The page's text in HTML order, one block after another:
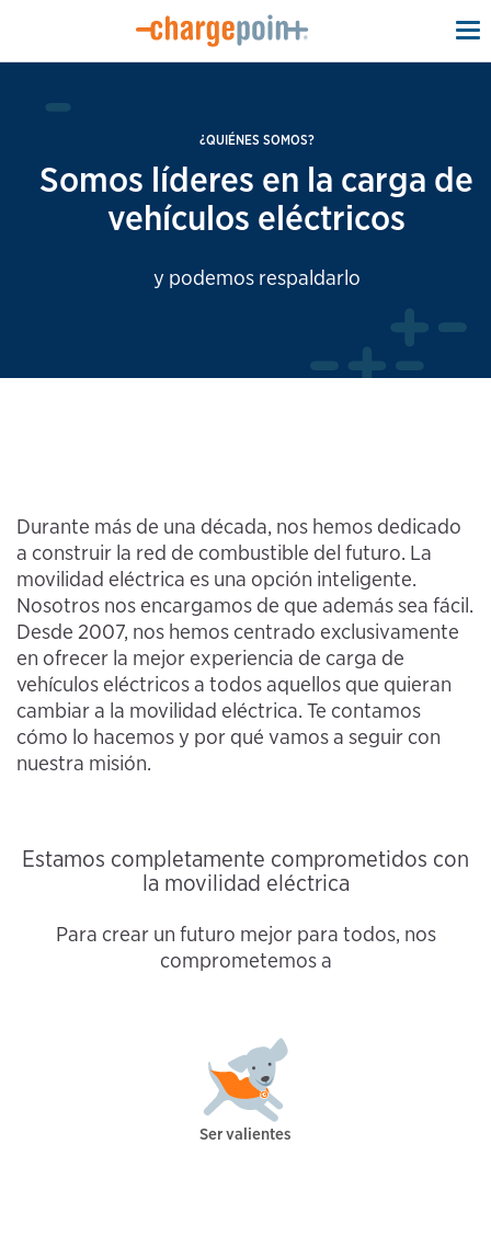
¿QUIÉNES SOMOS?
Somos líderes en la carga de
vehículos eléctricos
y podemos respaldarlo
Durante más de una década, nos hemos dedicado
a construir la red de combustible del futuro. La
movilidad eléctrica es una opción inteligente.
Nosotros nos encargamos de que además sea fácil.
Desde 2007, nos hemos centrado exclusivamente
en ofrecer la mejor experiencia de carga de
vehículos eléctricos a todos aquellos que quieran
cambiar a la movilidad eléctrica. Te contamos
cómo lo hacemos y por qué vamos a seguir con
nuestra misión.
Estamos completamente comprometidos con
la movilidad eléctrica
Para crear un futuro mejor para todos, nos
comprometemos a
Ser valientes